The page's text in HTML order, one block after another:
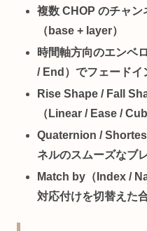
複数 CHOP のチャン
（base + layer）
時間軸方向のエンベ
/ End）でフェードイ
Rise Shape / Fall
（Linear / Ease /
Quaternion /
ネルのスムーズなブ
Match by（Index /
対応付けを切替えた